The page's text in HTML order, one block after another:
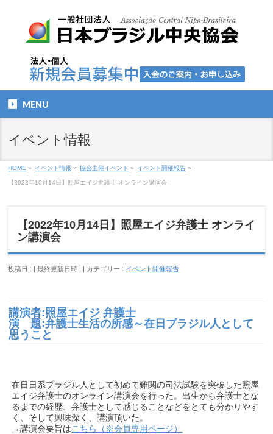
MENU
イベント情報
HOME » イベント情報 » 協会主催イベント » イベント開催報告 »
【2022年10月14日】照屋エイジ弁護士 オンライン講演会
【2022年10月14日】照屋エイジ弁護士 オンライ
ン講演会
投稿日 : 最終更新日時 : カテゴリー : イベント開催報告
講演者:照屋エイジ 弁護士
演 題:弁護士生活の所感～在日ブラジル人として
思うこと
在日日系ブラジル人として初めて難関の司法試験を突破した照屋
エイジ弁護士のオンライン講演会を行った。出生から弁護士とな
るまでの経歴、弁護士として感じることなどをとても分かりやす
く、そして興味深く、講演頂いた。
→講演会要旨はこちら（※会員専用ページ）